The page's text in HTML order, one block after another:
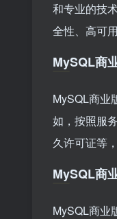
和专业的技
全性、高可
MySQL商
MySQL商业
如，按照服
久许可证等
MySQL商
MySQL商业